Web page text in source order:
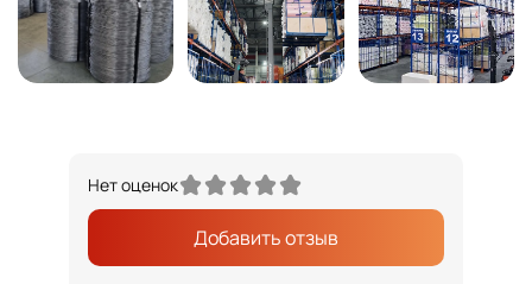
Нет оценок
Добавить отзыв